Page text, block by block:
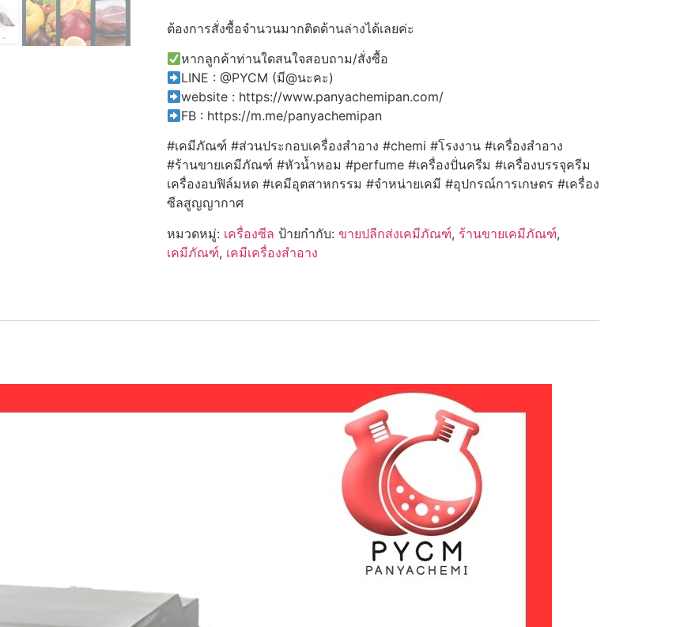
ต้องการสั่งซื้อจำนวนมากติดด้านล่างได้เลยค่ะ
หากลูกค้าท่านใดสนใจสอบถาม/สั่งซื้อ
LINE : @PYCM (มี@นะคะ)
website : https://www.panyachemipan.com/
FB : https://m.me/panyachemipan
#เคมีภัณฑ์ #ส่วนประกอบเครื่องสำอาง #chemi #โรงงาน #เครื่องสำอาง
#ร้านขายเคมีภัณฑ์ #หัวน้ำหอม #perfume #เครื่องปั่นครีม #เครื่องบรรจุครีม
เครื่องอบฟิล์มหด #เคมีอุตสาหกรรม #จำหน่ายเคมี #อุปกรณ์การเกษตร #เครื่อง
ซีลสูญญากาศ
หมวดหมู่: เครื่องซีล ป้ายกำกับ: ขายปลีกส่งเคมีภัณฑ์, ร้านขายเคมีภัณฑ์,
เคมีภัณฑ์, เคมีเครื่องสำอาง